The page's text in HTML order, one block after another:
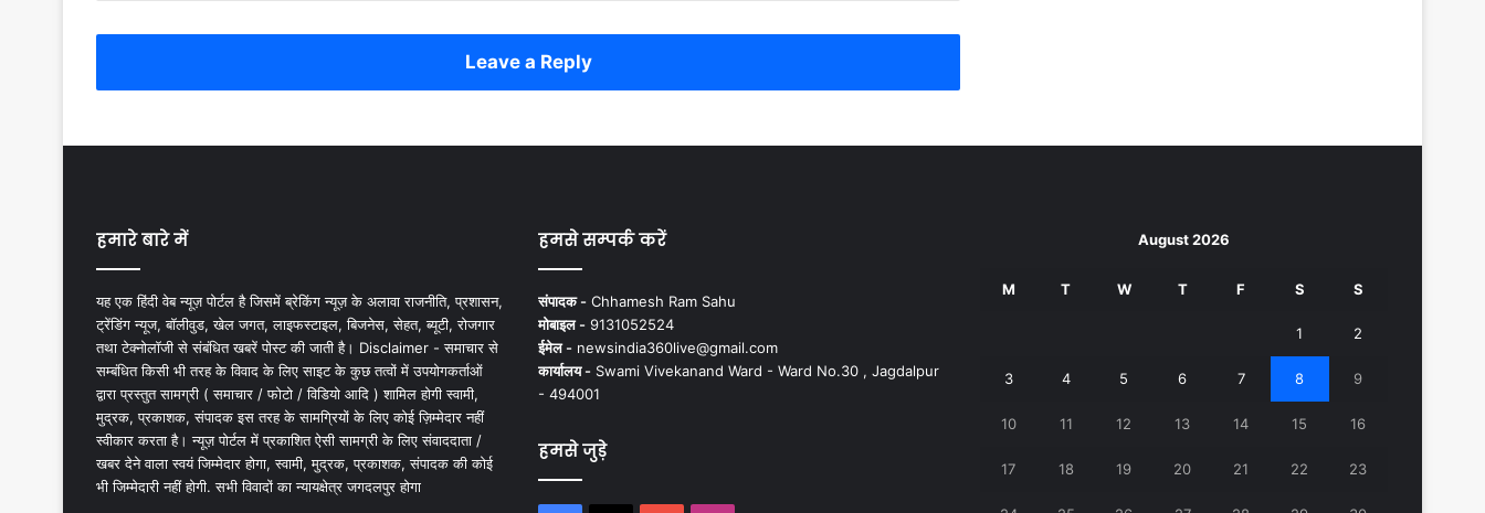
Leave a Reply
हमारे बारे में
यह एक हिंदी वेब न्यूज़ पोर्टल है जिसमें ब्रेकिंग न्यूज़ के अलावा राजनीति, प्रशासन,
ट्रेंडिंग न्यूज, बॉलीवुड, खेल जगत, लाइफस्टाइल, बिजनेस, सेहत, ब्यूटी, रोजगार
तथा टेक्नोलॉजी से संबंधित खबरें पोस्ट की जाती है। Disclaimer - समाचार से
सम्बंधित किसी भी तरह के विवाद के लिए साइट के कुछ तत्वों में उपयोगकर्ताओं
द्वारा प्रस्तुत सामग्री ( समाचार / फोटो / विडियो आदि ) शामिल होगी स्वामी,
मुद्रक, प्रकाशक, संपादक इस तरह के सामग्रियों के लिए कोई ज़िम्मेदार नहीं
स्वीकार करता है। न्यूज़ पोर्टल में प्रकाशित ऐसी सामग्री के लिए संवाददाता /
खबर देने वाला स्वयं जिम्मेदार होगा, स्वामी, मुद्रक, प्रकाशक, संपादक की कोई
भी जिम्मेदारी नहीं होगी. सभी विवादों का न्यायक्षेत्र जगदलपुर होगा
हमसे सम्पर्क करें
संपादक -Chhamesh Ram Sahu
मोबाइल -9131052524
ईमेल - newsindia360live@gmail.com
कार्यालय -Swami Vivekanand Ward - Ward No.30 , Jagdalpur
- 494001
हमसे जुड़े
August 2026
M T W T F S S
1 2
3 4 5 6 7 8 9
10 11 12 13 14 15 16
17 18 19 20 21 22 23